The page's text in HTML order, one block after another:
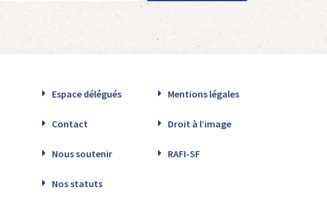
Espace délégués Mentions légales
Contact Droit à l’image
Nous soutenir RAFI-SF
Nos statuts